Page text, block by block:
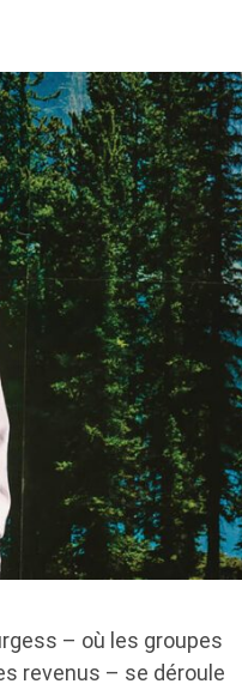
– où les groupes
revenus – se déroule